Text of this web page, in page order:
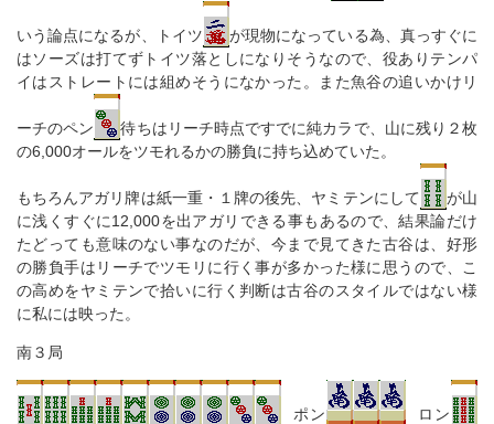
いう論点になるが、トイツ
が現物になっている為、真っすぐに
はソーズは打てずトイツ落としになりそうなので、役ありテンパ
イはストレートには組めそうになかった。また魚谷の追いかけリ
ーチのペン
待ちはリーチ時点ですでに純カラで、山に残り２枚
の6,000オールをツモれるかの勝負に持ち込めていた。
もちろんアガリ牌は紙一重・１牌の後先、ヤミテンにして
が山
に浅くすぐに12,000を出アガリできる事もあるので、結果論だけ
たどっても意味のない事なのだが、今まで見てきた古谷は、好形
の勝負手はリーチでツモリに行く事が多かった様に思うので、こ
の高めをヤミテンで拾いに行く判断は古谷のスタイルではない様
に私には映った。
南３局
ポン ロン